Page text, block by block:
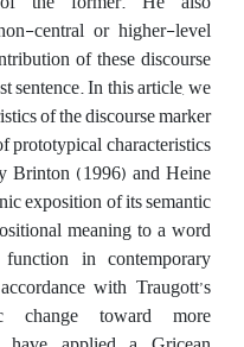
central or higher-level
of these discourse
sentence. In this article, we
of the discourse marker
prototypical characteristics
Brinton (1996) and Heine
exposition of its semantic
meaning to a word
in contemporary
with Traugott’s
change toward more